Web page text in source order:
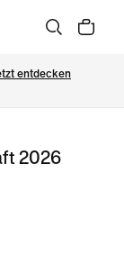
entdecken
2026